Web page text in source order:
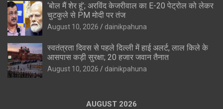
‘बोल मैं शेर हूं’; अरविंद केजरीवाल का E-20 पेट्रोल को लेकर
चुटकुले से PM मोदी पर तंज
August 10, 2026 dainikpahuna
स्वतंत्रता दिवस से पहले दिल्ली में हाई अलर्ट, लाल किले के
आसपास कड़ी सुरक्षा; 20 हजार जवान तैनात
August 10, 2026 dainikpahuna
AUGUST 2026